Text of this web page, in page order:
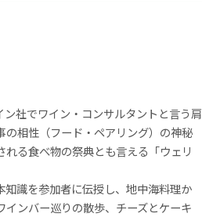
社でワイン・コンサルタントと言う肩
相性（フード・ペアリング）の神秘
る食べ物の祭典とも言える「ウェリ
識を参加者に伝授し、地中海料理か
ンバー巡りの散歩、チーズとケーキ